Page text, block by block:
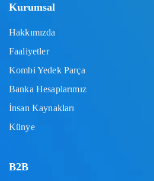
Kurumsal
Hakkımızda
Faaliyetler
Kombi Yedek Parça
Banka Hesaplarımız
İnsan Kaynakları
Künye
B2B